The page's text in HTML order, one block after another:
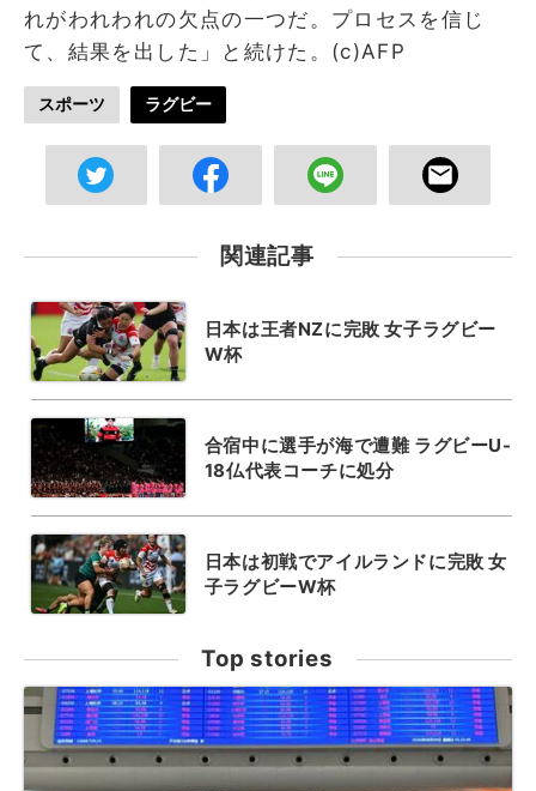
れがわれわれの欠点の一つだ。プロセスを信じ
て、結果を出した」と続けた。(c)AFP
スポーツ ラグビー
関連記事
日本は王者NZに完敗 女子ラグビー
W杯
合宿中に選手が海で遭難 ラグビーU-
18仏代表コーチに処分
日本は初戦でアイルランドに完敗 女
子ラグビーW杯
Top stories